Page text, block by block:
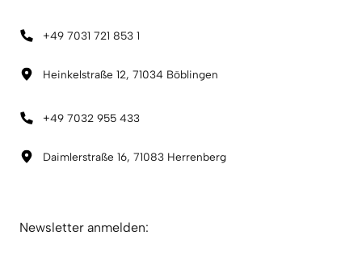
+49 7031 721 853 1
Heinkelstraße 12, 71034 Böblingen
+49 7032 955 433
Daimlerstraße 16, 71083 Herrenberg
Newsletter anmelden: